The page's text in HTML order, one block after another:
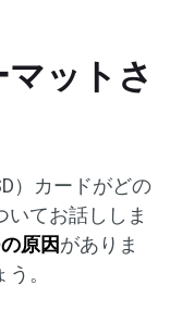
ットさ
）カードがどの
いてお話ししま
原因がありま
。